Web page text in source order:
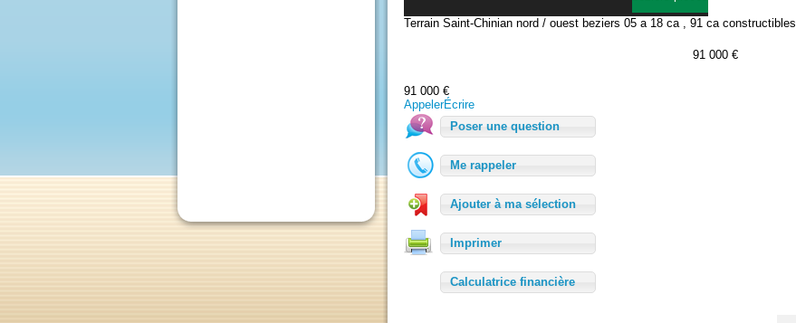
Terrain Saint-Chinian nord / ouest beziers 05 a 18 ca , 91 ca constructibles
91 000 €
91 000 €
AppelerÉcrire
Poser une question
Me rappeler
Ajouter à ma sélection
Imprimer
Calculatrice financière